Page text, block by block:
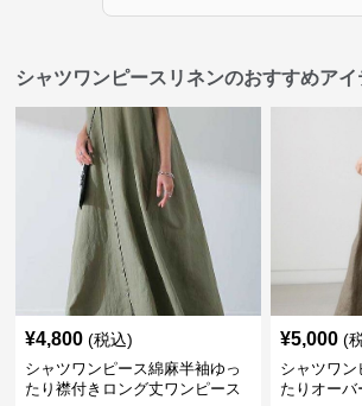
シャツワンピースリネンのおすすめアイ
¥4,800 (税込)
シャツワンピース綿麻半袖ゆっ
たり襟付きロング丈ワンピース
¥5,000 (
シャツワン
たりオーバ